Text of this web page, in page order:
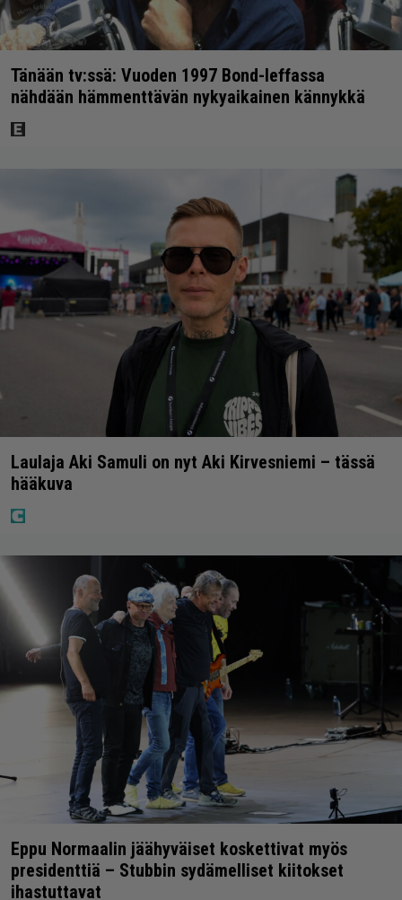
Tänään tv:ssä: Vuoden 1997 Bond-leffassa
nähdään hämmenttävän nykyaikainen kännykkä
Laulaja Aki Samuli on nyt Aki Kirvesniemi – tässä
hääkuva
Eppu Normaalin jäähyväiset koskettivat myös
presidenttiä – Stubbin sydämelliset kiitokset
ihastuttavat